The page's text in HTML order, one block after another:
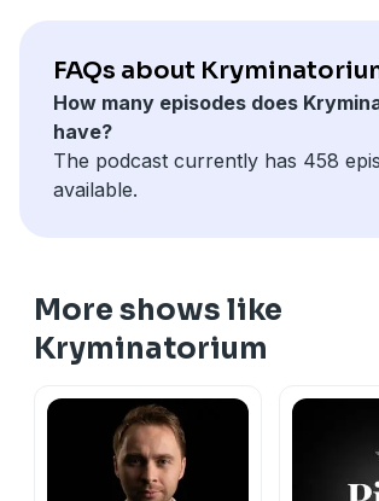
50:23 – wyrok
51:04 – drugi proces
aż po proces i jego konsekwencje.
Pokazuje nie tylko zbrodnię, ale też
zareagował na czas.
FAQs about
How many episodes does
have?
The podcast currently has 458
available.
More shows like
Kryminatorium